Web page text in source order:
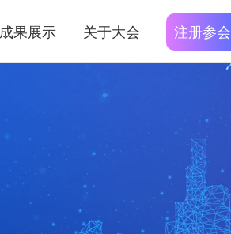
成果展示 关于大会 注册参会